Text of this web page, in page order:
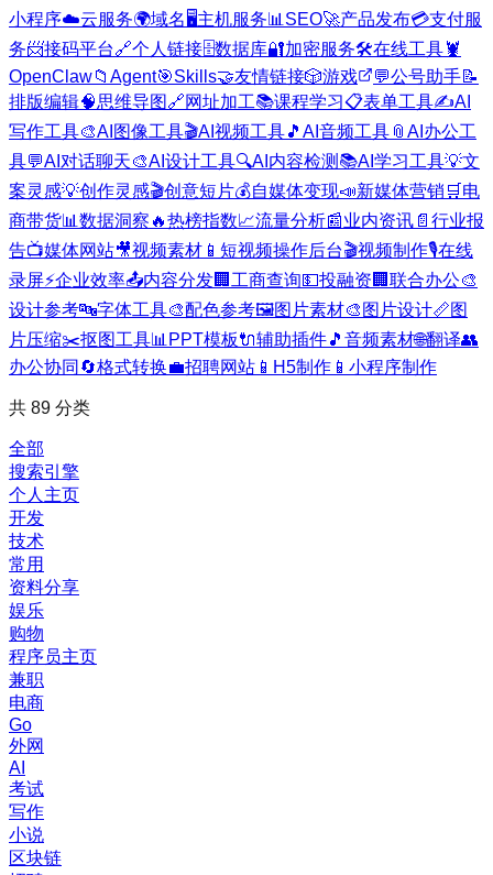
小程序☁️云服务🌍域名 🖥️主机服务📊 SEO🚀产品发布💳支付服
务📨接码平台🔗个人链接🗄️数据库🔐加密服务🛠️在线工具🦞
OpenClaw📁 Agent🎯Skills🤝友情链接🎲游戏 💬公号助手📝
排版编辑🧠思维导图🔗网址加工📚课程学习📋表单工具✍️AI
写作工具🎨AI图像工具🎬AI视频工具🎵 AI音频工具 📎 AI办公工
具💬AI对话聊天🎨AI设计工具🔍AI内容检测 📚AI学习工具💡文
案灵感💡创作灵感🎬创意短片💰自媒体变现📣新媒体营销 🛒 电
商带货📊 数据洞察 🔥热榜指数📈流量分析📰业内资讯 📄 行业报
告📺媒体网站🎥视频素材 📱 短视频操作后台🎬视频制作🎙️在线
录屏⚡企业效率📤内容分发🏢 工商查询💵投融资 🏢 联合办公🎨
设计参考🔤字体工具🎨配色参考🖼️图片素材🎨 图片设计📏图
片压缩✂️抠图工具📊 PPT模板🔌辅助插件🎵 音频素材🌐翻译👥
办公协同 🔄格式转换💼招聘网站 📱 H5制作 📱 小程序制作
共 89 分类
全部
搜索引擎
个人主页
开发
技术
常用
资料分享
娱乐
购物
程序员主页
兼职
电商
Go
外网
AI
考试
写作
小说
区块链